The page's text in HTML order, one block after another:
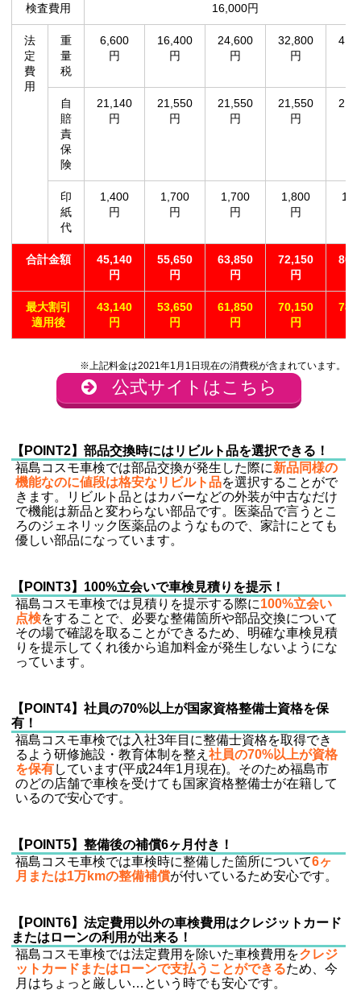
検査費用 16,000円
法
定
費
用
重
量
税
6,600
円
16,400
円
24,600
円
32,800
円
自
賠
責
保
険
21,140
円
21,550
円
21,550
円
21,550
円
印
紙
代
1,400
円
1,700
円
1,700
円
1,800
円
合計金額
45,140
円
55,650
円
63,850
円
72,150
円
最大割引
適用後
43,140
円
53,650
円
61,850
円
70,150
円
※上記料金は2021年1月1日現在の消費税が含まれています。
公式サイトはこちら
【POINT2】部品交換時にはリビルト品を選択できる！
福島コスモ車検では部品交換が発生した際に新品同様の
機能なのに値段は格安なリビルト品を選択することがで
きます。リビルト品とはカバーなどの外装が中古なだけ
で機能は新品と変わらない部品です。医薬品で言うとこ
ろのジェネリック医薬品のようなもので、家計にとても
優しい部品になっています。
【POINT3】100%立会いで車検見積りを提示！
福島コスモ車検では見積りを提示する際に100%立会い
点検をすることで、必要な整備箇所や部品交換について
その場で確認を取ることができるため、明確な車検見積
りを提示してくれ後から追加料金が発生しないようにな
っています。
【POINT4】社員の70%以上が国家資格整備士資格を保
有！
福島コスモ車検では入社3年目に整備士資格を取得でき
るよう研修施設・教育体制を整え社員の70%以上が資格
を保有しています(平成24年1月現在)。そのため福島市
のどの店舗で車検を受けても国家資格整備士が在籍して
いるので安心です。
【POINT5】整備後の補償6ヶ月付き！
福島コスモ車検では車検時に整備した箇所について6ヶ
月または1万kmの整備補償が付いているため安心です。
【POINT6】法定費用以外の車検費用はクレジットカード
またはローンの利用が出来る！
福島コスモ車検では法定費用を除いた車検費用をクレジ
ットカードまたはローンで支払うことができるため、今
月はちょっと厳しい…という時でも安心です。